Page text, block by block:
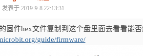
发表于 2019-9-8 22:13:31
固件hex文件复制到这个盘里面去看看能
guide/firmware/